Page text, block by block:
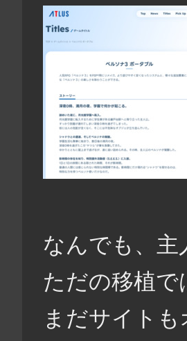
なんでも、主
ただの移植
まだサイト